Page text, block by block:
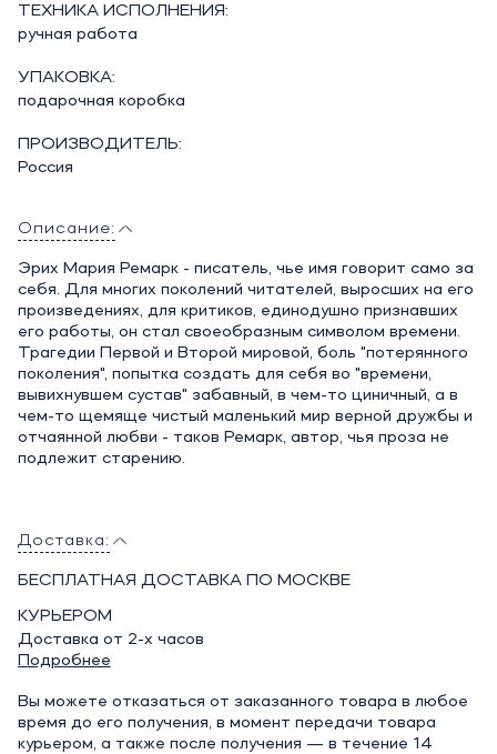
ТЕХНИКА ИСПОЛНЕНИЯ:
ручная работа
УПАКОВКА:
подарочная коробка
ПРОИЗВОДИТЕЛЬ:
Россия
Описание:
Эрих Мария Ремарк - писатель, чье имя говорит само за
себя. Для многих поколений читателей, выросших на его
произведениях, для критиков, единодушно признавших
его работы, он стал своеобразным символом времени.
Трагедии Первой и Второй мировой, боль "потерянного
поколения", попытка создать для себя во "времени,
вывихнувшем сустав" забавный, в чем-то циничный, а в
чем-то щемяще чистый маленький мир верной дружбы и
отчаянной любви - таков Ремарк, автор, чья проза не
подлежит старению.
Доставка:
БЕСПЛАТНАЯ ДОСТАВКА ПО МОСКВЕ
КУРЬЕРОМ
Доставка от 2-х часов
Подробнее
Вы можете отказаться от заказанного товара в любое
время до его получения, в момент передачи товара
курьером, а также после получения — в течение 14